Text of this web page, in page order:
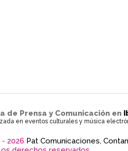
de Prensa y Comunicación en
en eventos culturales y música
2026 Pat Comunicaciones,